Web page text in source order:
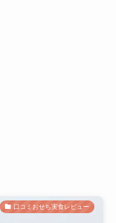
口コミおせち実食レビュー